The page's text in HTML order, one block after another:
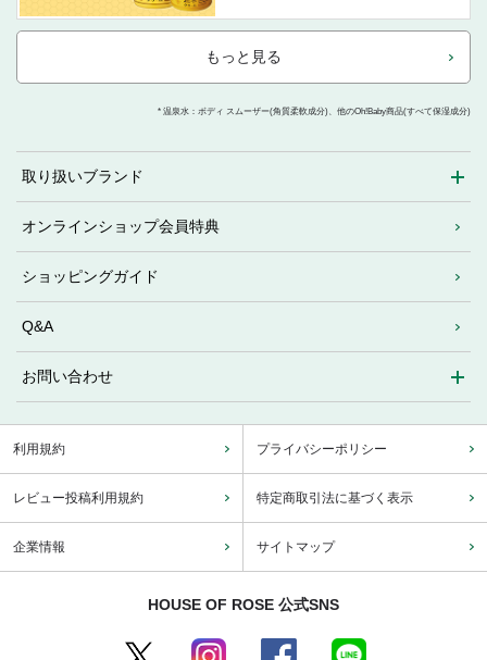
もっと見る
* 温泉水：ボディ スムーザー(角質柔軟成分)、他のOh!Baby商品(すべて保湿成分)
取り扱いブランド
オンラインショップ会員特典
ショッピングガイド
Q&A
お問い合わせ
利用規約 プライバシーポリシー
レビュー投稿利用規約 特定商取引法に基づく表示
企業情報 サイトマップ
HOUSE OF ROSE 公式SNS